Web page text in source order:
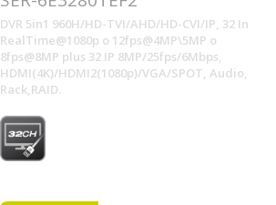
DVR 5in1 960H/HD-TVI/AHD/HD-CVI/IP, 32 In
RealTime@1080p o 12fps@4MP\5MP o
8fps@8MP plus 32 IP 8MP/25fps/6Mbps,
HDMI(4K)/HDMI2(1080p)/VGA/SPOT, Audio,
Rack,RAID.